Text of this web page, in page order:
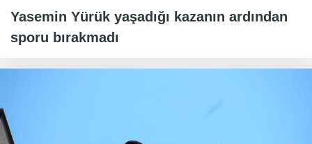
Yasemin Yürük yaşadığı kazanın ardından
sporu bırakmadı